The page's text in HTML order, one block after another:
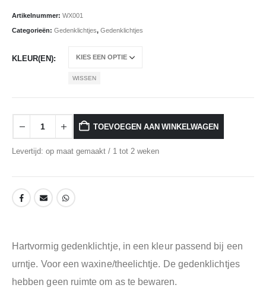
Artikelnummer: WX001
Categorieën: Gedenklichtjes, Gedenklichtjes
KLEUR(EN)
WISSEN
TOEVOEGEN AAN WINKELWAGEN
Levertijd: op maat gemaakt / 1 tot 2 weken
Hartvormig gedenklichtje, in een kleur passend bij een
urntje. Voor een waxine/theelichtje. De gedenklichtjes
hebben geen ruimte om as te bewaren.